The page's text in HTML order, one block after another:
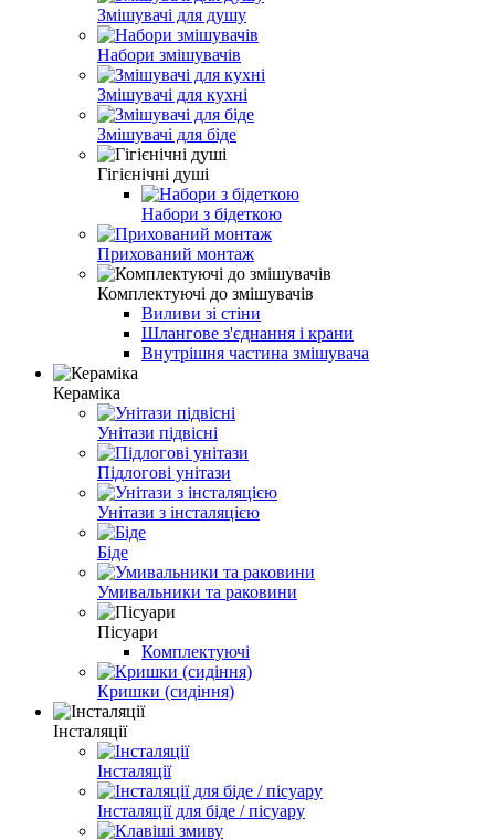
Змішувачі для душу
Набори змішувачів
Змішувачі для кухні
Змішувачі для біде
Гігієнічні душі
Набори з бідеткою
Прихований монтаж
Комплектуючі до змішувачів
Виливи зі стіни
Шлангове з'єднання і крани
Внутрішня частина змішувача
Кераміка
Унітази підвісні
Підлогові унітази
Унітази з інсталяцією
Біде
Умивальники та раковини
Пісуари
Комплектуючі
Кришки (сидіння)
Інсталяції
Інсталяції
Інсталяції для біде / пісуару